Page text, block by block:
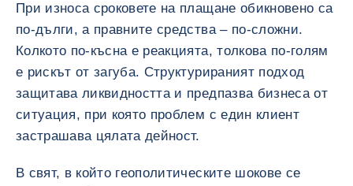
При износа сроковете на плащане обикновено са
по-дълги, а правните средства – по-сложни.
Колкото по-късна е реакцията, толкова по-голям
е рискът от загуба. Структурираният подход
защитава ликвидността и предпазва бизнеса от
ситуация, при която проблем с един клиент
застрашава цялата дейност.
В свят, в който геополитическите шокове се